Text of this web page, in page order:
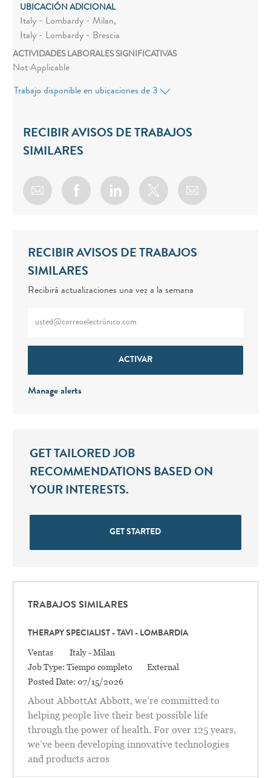
UBICACIÓN ADICIONAL
Italy - Lombardy - Milan,
Italy - Lombardy - Brescia
ACTIVIDADES LABORALES SIGNIFICATIVAS
Not Applicable
Trabajo disponible en ubicaciones de 3
RECIBIR AVISOS DE TRABAJOS
SIMILARES
Share via emailShare via Facebook
Share via LinkedIn
Share via twitter
RECIBIR AVISOS DE TRABAJOS
SIMILARES
Recibirá actualizaciones una vez a la semana
ACTIVAR
Manage alerts
GET TAILORED JOB
RECOMMENDATIONS BASED ON
YOUR INTERESTS.
GET STARTED
TRABAJOS SIMILARES
THERAPY SPECIALIST - TAVI - LOMBARDIA
Categoría
Ventas Location
Italy - Milan
Job Type: Tiempo completo
External
Posted Date: 07/15/2026
About AbbottAt Abbott, we’re committed to
helping people live their best possible life
through the power of health. For over 125 years,
we’ve been developing innovative technologies
and products acros